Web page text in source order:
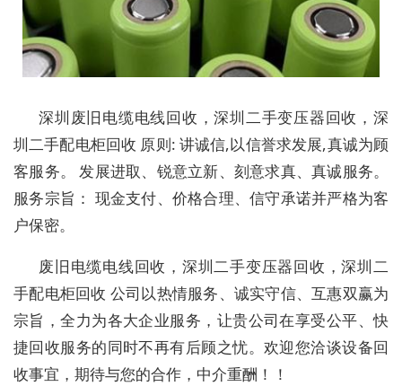
深圳废旧电缆电线回收，深圳二手变压器回收，深
圳二手配电柜回收 原则: 讲诚信,以信誉求发展,真诚为顾
客服务。 发展进取、锐意立新、刻意求真、真诚服务。
服务宗旨： 现金支付、价格合理、信守承诺并严格为客
户保密。
废旧电缆电线回收，深圳二手变压器回收，深圳二
手配电柜回收 公司以热情服务、诚实守信、互惠双赢为
宗旨，全力为各大企业服务，让贵公司在享受公平、快
捷回收服务的同时不再有后顾之忧。欢迎您洽谈设备回
收事宜，期待与您的合作，中介重酬！！